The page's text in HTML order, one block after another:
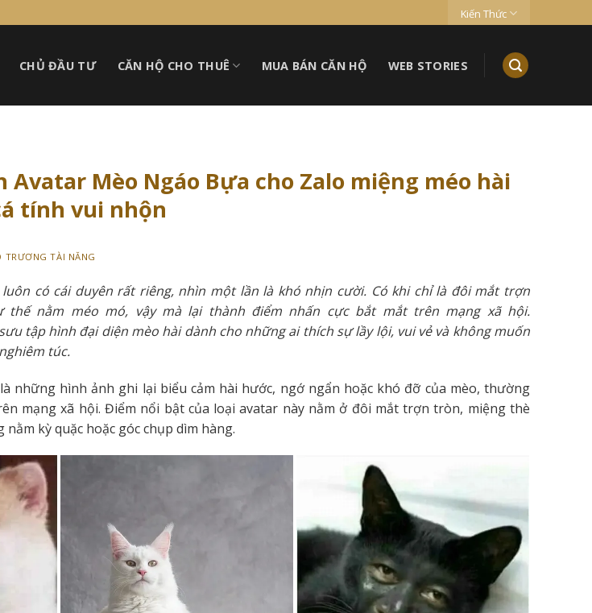
Kiến Thức
CHỦ ĐẦU TƯ CĂN HỘ CHO THUÊ MUA BÁN CĂN HỘ WEB STORIES
Avatar Mèo Ngáo Bựa cho Zalo miệng méo hài
tính vui nhộn
TRƯƠNG TÀI NĂNG
có cái duyên rất riêng, nhìn một lần là khó nhịn cười. Có khi chỉ là đôi mắt trợn
nằm méo mó, vậy mà lại thành điểm nhấn cực bắt mắt trên mạng xã hội.
tập hình đại diện mèo hài dành cho những ai thích sự lầy lội, vui vẻ và không muốn
túc.
những hình ảnh ghi lại biểu cảm hài hước, ngớ ngẩn hoặc khó đỡ của mèo, thường
mạng xã hội. Điểm nổi bật của loại avatar này nằm ở đôi mắt trợn tròn, miệng thè
kỳ quặc hoặc góc chụp dìm hàng.